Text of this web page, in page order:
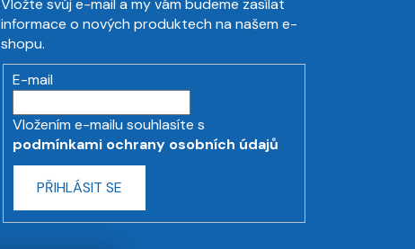
Vložte svůj e-mail a my vám budeme zasílat
informace o nových produktech na našem e-
shopu.
E-mail
Vložením e-mailu souhlasíte s
podmínkami ochrany osobních údajů
PŘIHLÁSIT SE